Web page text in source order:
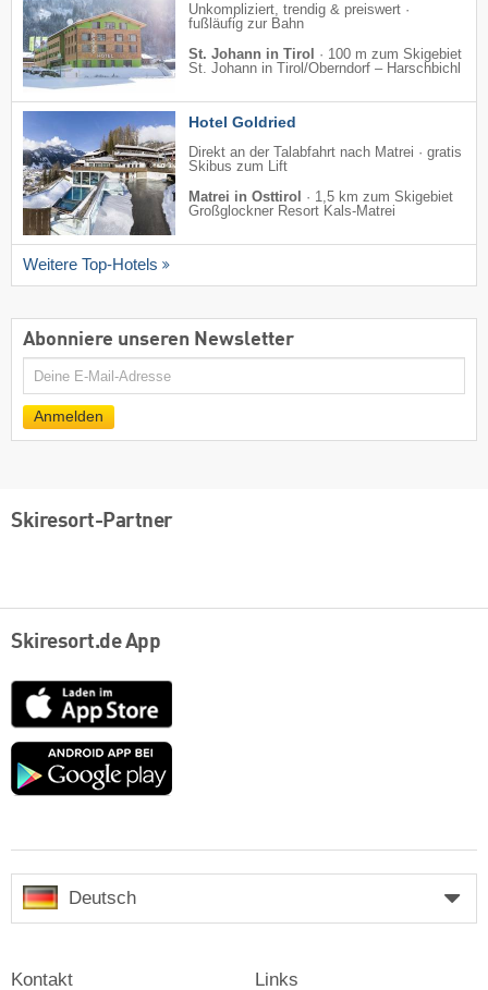
Unkompliziert, trendig & preiswert ·
fußläufig zur Bahn
St. Johann in Tirol
· 100 m zum Skigebiet
St. Johann in Tirol/​Oberndorf – Harschbichl
Hotel Goldried
Direkt an der Talabfahrt nach Matrei · gratis
Skibus zum Lift
Matrei in Osttirol
· 1,5 km zum Skigebiet
Großglockner Resort Kals-Matrei
Weitere Top-Hotels
Abonniere unseren Newsletter
E-
Anmelden
Skiresort-Partner
Skiresort.de App
App
Store
Google
Deutsch
Kontakt Links